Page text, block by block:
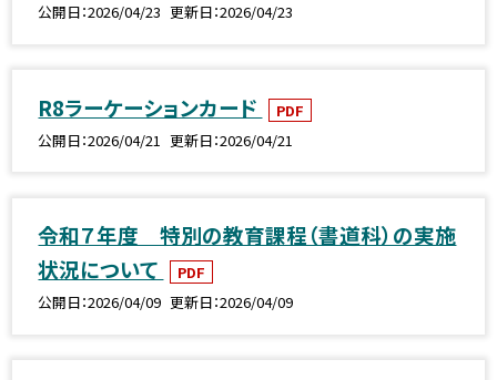
公開日 2026/04/23 更新日 2026/04/23
R8ラーケーションカード
PDF
公開日 2026/04/21 更新日 2026/04/21
令和７年度 特別の教育課程（書道科）の実施
状況について
PDF
公開日 2026/04/09 更新日 2026/04/09